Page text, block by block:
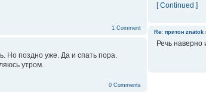
1 Comment
Но поздно уже. Да и спать пора.
утром.
0 Comments
[ Continued ]
Re: притон znatok
Речь наверно